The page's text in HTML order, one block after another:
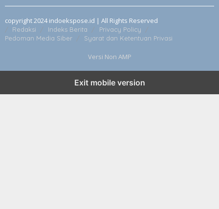
copyright 2024 indoekspose.id | All Rights Reserved
Redaksi Indeks Berita
Privacy Policy
Pedoman Media Siber
Syarat dan Ketentuan Privasi
Versi Non AMP
Exit mobile version